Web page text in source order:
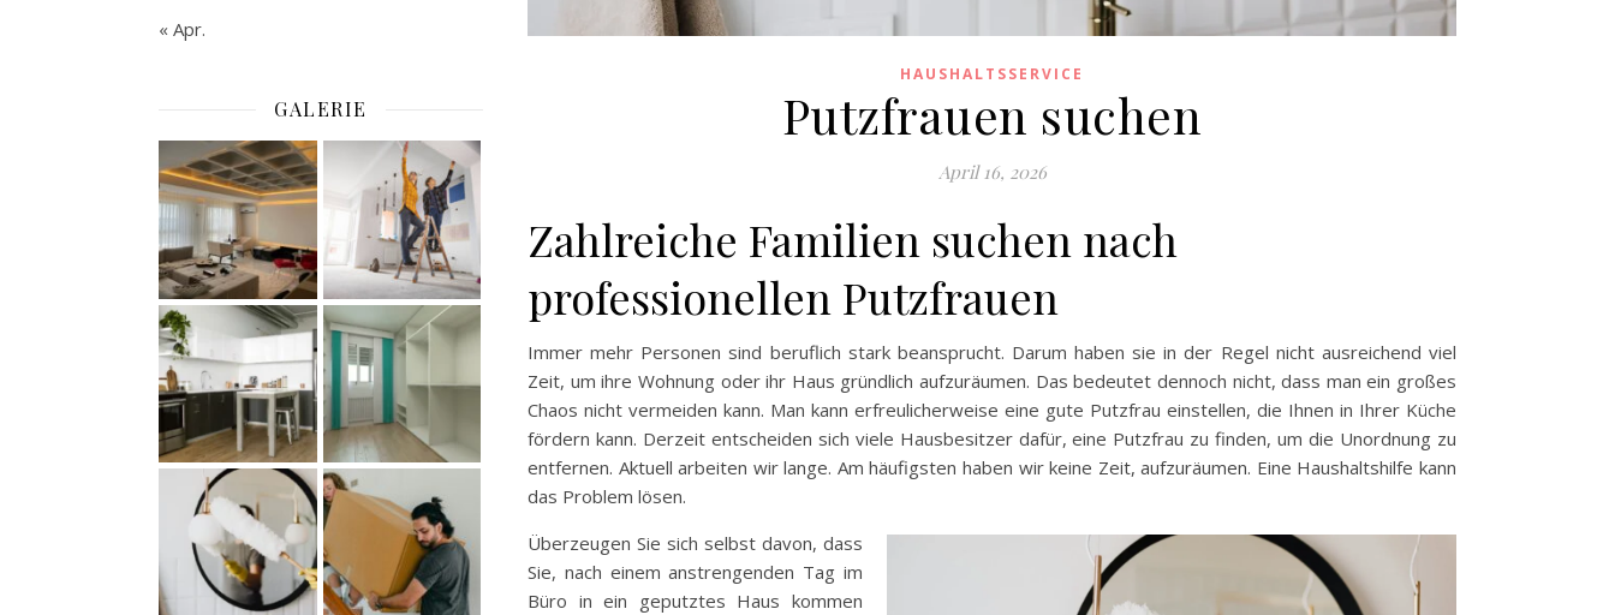
« Apr.
GALERIE
HAUSHALTSSERVICE
Putzfrauen suchen
April 16, 2026
Zahlreiche Familien suchen nach
professionellen Putzfrauen
Immer mehr Personen sind beruflich stark beansprucht. Darum haben sie in der Regel nicht ausreichend viel
Zeit, um ihre Wohnung oder ihr Haus gründlich aufzuräumen. Das bedeutet dennoch nicht, dass man ein großes
Chaos nicht vermeiden kann. Man kann erfreulicherweise eine gute Putzfrau einstellen, die Ihnen in Ihrer Küche
fördern kann. Derzeit entscheiden sich viele Hausbesitzer dafür, eine Putzfrau zu finden, um die Unordnung zu
entfernen. Aktuell arbeiten wir lange. Am häufigsten haben wir keine Zeit, aufzuräumen. Eine Haushaltshilfe kann
das Problem lösen.
Überzeugen Sie sich selbst davon, dass
Sie, nach einem anstrengenden Tag im
Büro in ein geputztes Haus kommen